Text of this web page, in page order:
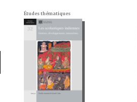
Études thématiques